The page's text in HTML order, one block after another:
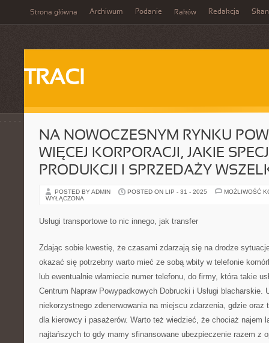
Strona główna Archiwum Podanie Raków Redakcja
TRACI
NA NOWOCZESNYM RYNKU
WIĘCEJ KORPORACJI, JAKIE
PRODUKCJI I SPRZEDAŻY
POSTED BY ADMIN POSTED ON LIP - 31 - 2025
MOŻLIWOŚĆ
WYŁĄCZONA
Usługi transportowe to nic innego, jak transfer
Zdając sobie kwestię, że czasami zdarzają się na drodze
okazać się potrzebny warto mieć ze sobą wbity w telefonie
lub ewentualnie włamiecie numer telefonu, do firmy, która takie
Centrum Napraw Powypadkowych Dobrucki i Usługi blacharskie.
niekorzystnego zdenerwowania na miejscu zdarzenia, gdzie oraz
dla kierowcy i pasażerów. Warto też wiedzieć, że chociaż najem
najtańszych to gdy mamy sfinansowane ubezpieczenie razem z